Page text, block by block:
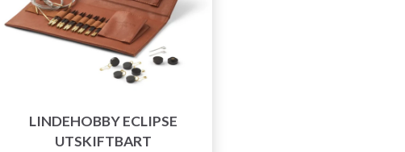
LINDEHOBBY ECLIPSE
UTSKIFTBART